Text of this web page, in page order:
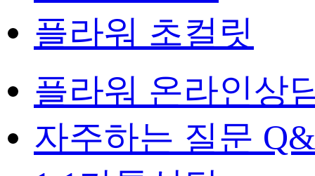
플라워 초컬릿
플라워 온라인상
자주하는 질문